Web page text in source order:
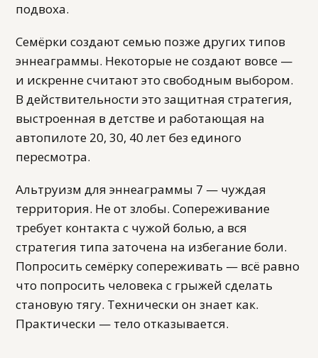
подвоха.
Семёрки создают семью позже других типов
эннеаграммы. Некоторые не создают вовсе —
и искренне считают это свободным выбором.
В действительности это защитная стратегия,
выстроенная в детстве и работающая на
автопилоте 20, 30, 40 лет без единого
пересмотра.
Альтруизм для эннеаграммы 7 — чуждая
территория. Не от злобы. Сопереживание
требует контакта с чужой болью, а вся
стратегия типа заточена на избегание боли.
Попросить семёрку сопереживать — всё равно
что попросить человека с грыжей сделать
становую тягу. Технически он знает как.
Практически — тело отказывается.